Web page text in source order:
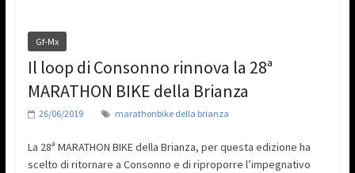
Gf-Mx
Il loop di Consonno rinnova la 28ª
MARATHON BIKE della Brianza
26/06/2019 marathonbike della brianza
La 28ª MARATHON BIKE della Brianza, per questa edizione ha
scelto di ritornare a Consonno e di riproporre l’impegnativo